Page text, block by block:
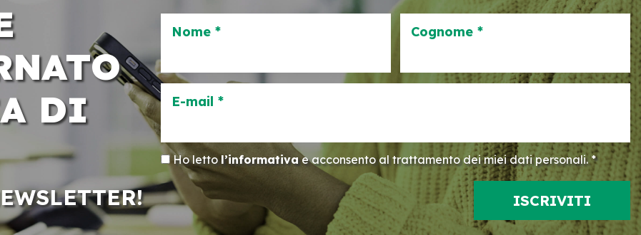
DI
Nome * Cognome *
E-mail *
Ho letto l’informativae acconsento al trattamento dei miei dati personali. *